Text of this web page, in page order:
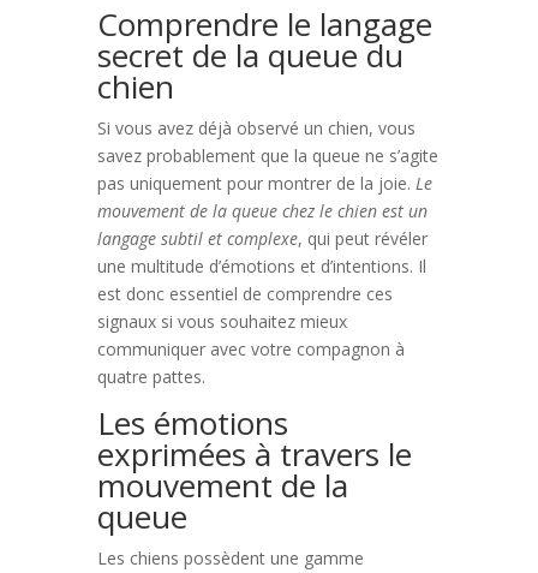
Comprendre le langage
secret de la queue du
chien
Si vous avez déjà observé un chien, vous
savez probablement que la queue ne s’agite
pas uniquement pour montrer de la joie. Le
mouvement de la queue chez le chien est un
langage subtil et complexe, qui peut révéler
une multitude d’émotions et d’intentions. Il
est donc essentiel de comprendre ces
signaux si vous souhaitez mieux
communiquer avec votre compagnon à
quatre pattes.
Les émotions
exprimées à travers le
mouvement de la
queue
Les chiens possèdent une gamme